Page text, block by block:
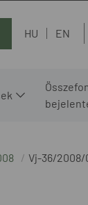
HU EN
Vj-36/2008/